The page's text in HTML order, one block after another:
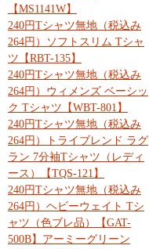
【MS1141W】
240円Tシャツ無地（税込み
264円）ソフトスリム Tシャ
ツ【RBT-135】
240円Tシャツ無地（税込み
264円）ウィメンズ ベーシッ
ク Tシャツ【WBT-801】
240円Tシャツ無地（税込み
264円）トライブレンド ラグ
ラン 7分袖Tシャツ（レディ
ース）【TQS-121】
240円Tシャツ無地（税込み
264円）ヘビーウェイト Tシ
ャツ（色ブレ品）【GAT-
500B】アーミーグリーン